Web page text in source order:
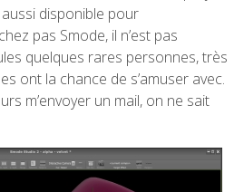
disponible pour
pas Smode, il n’est pas
quelques rares personnes, très
ont la chance de s’amuser avec.
m’envoyer un mail, on ne sait